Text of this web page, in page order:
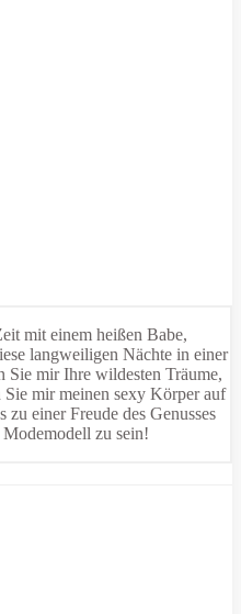
mit einem heißen Babe,
langweiligen Nächte in einer
Sie mir Ihre wildesten Träume,
mir meinen sexy Körper auf
einer Freude des Genusses
zu sein!